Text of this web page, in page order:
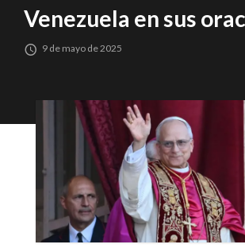
Venezuela en sus
9 de mayo de 2025